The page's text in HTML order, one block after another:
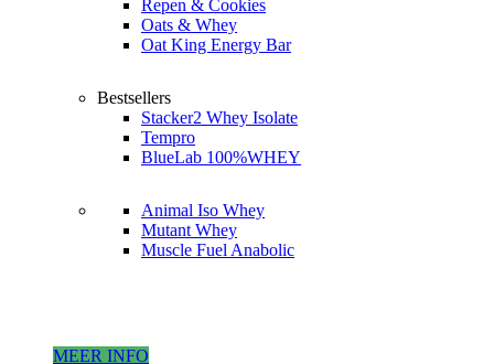
Repen & Cookies
Oats & Whey
Oat King Energy Bar
Bestsellers
Stacker2 Whey Isolate
Tempro
BlueLab 100%WHEY
Animal Iso Whey
Mutant Whey
Muscle Fuel Anabolic
MEER INFO